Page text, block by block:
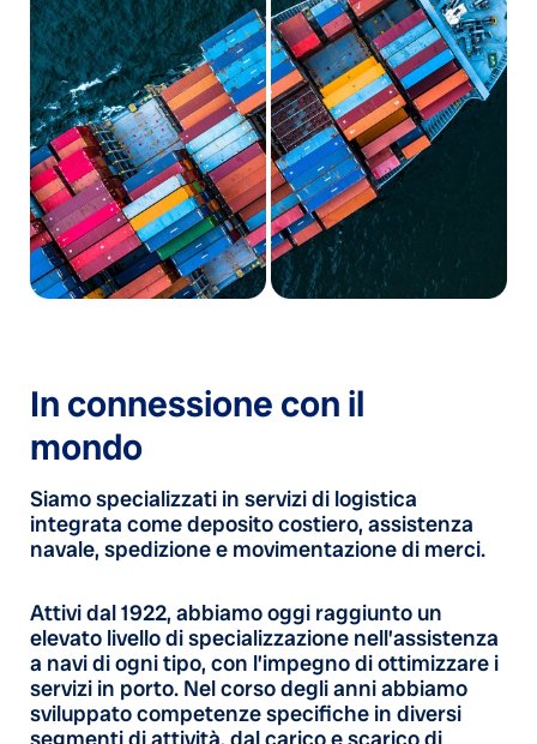
In connessione con il
mondo
Siamo specializzati in servizi di logistica
integrata come deposito costiero, assistenza
navale, spedizione e movimentazione di merci.
Attivi dal 1922, abbiamo oggi raggiunto un
elevato livello di specializzazione nell’assistenza
a navi di ogni tipo, con l’impegno di ottimizzare i
servizi in porto. Nel corso degli anni abbiamo
sviluppato competenze specifiche in diversi